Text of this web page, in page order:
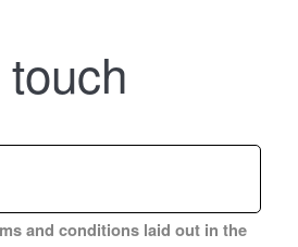
and conditions laid out in the